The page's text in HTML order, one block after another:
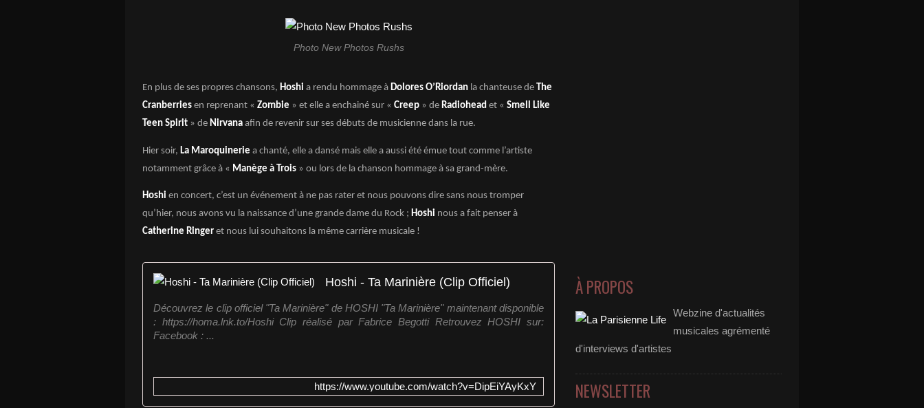
Photo New Photos Rushs
En plus de ses propres chansons, Hoshi a rendu hommage à Dolores O’Riordan la chanteuse de The
Cranberries en reprenant « Zombie » et elle a enchainé sur « Creep » de Radiohead et « Smell Like
Teen Spirit » de Nirvana afin de revenir sur ses débuts de musicienne dans la rue.
Hier soir, La Maroquinerie a chanté, elle a dansé mais elle a aussi été émue tout comme l’artiste
notamment grâce à « Manège à Trois » ou lors de la chanson hommage à sa grand-mère.
Hoshi en concert, c’est un événement à ne pas rater et nous pouvons dire sans nous tromper
qu’hier, nous avons vu la naissance d’une grande dame du Rock ; Hoshi nous a fait penser à
Catherine Ringer et nous lui souhaitons la même carrière musicale !
Hoshi - Ta Marinière (Clip Officiel)
Découvrez le clip officiel "Ta Marinière" de HOSHI "Ta Marinière" maintenant disponible
: https://homa.lnk.to/Hoshi Clip réalisé par Fabrice Begotti Retrouvez HOSHI sur:
Facebook : ...
https://www.youtube.com/watch?v=DipEiYAyKxY
À PROPOS
Webzine d'actualités
musicales agrémenté
d'interviews d'artistes
NEWSLETTER